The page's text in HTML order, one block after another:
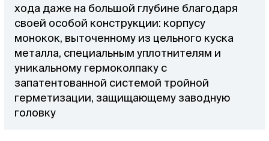
хода даже на большой глубине благодаря
своей особой конструкции: корпусу
монокок, выточенному из цельного куска
металла, специальным уплотнителям и
уникальному гермоколпаку с
запатентованной системой тройной
герметизации, защищающему заводную
головку